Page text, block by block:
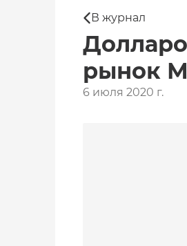
В журнал
рынок
6 июля 2020 г.